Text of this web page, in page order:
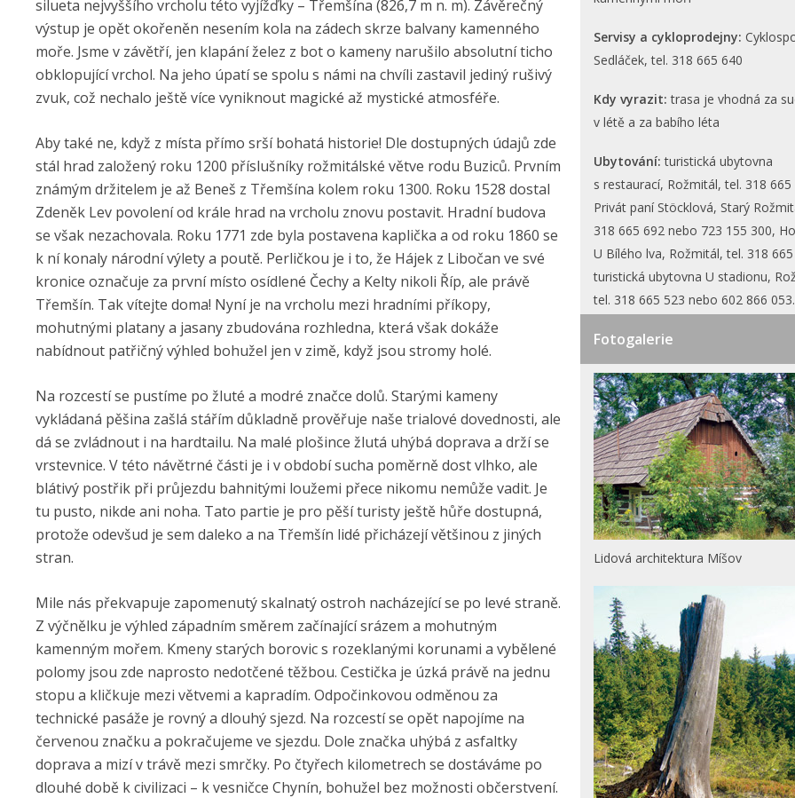
Servisy a cykloprodejny:
Sedláček, tel. 318 665 640
Kdy vyrazit: trasa je vhodná za
v létě a za babího léta
Ubytování: turistická ubytovna
s restaurací, Rožmitál, tel. 318 665
Privát paní Stöcklová, Starý
318 665 692 nebo 723 155 300,
U Bílého lva, Rožmitál, tel. 318
turistická ubytovna U stadionu,
tel. 318 665 523 nebo 602 866 053.
Fotogalerie
Lidová architektura Míšov
silueta nejvyššího vrcholu této vyjížďky – Třemšína (826,7 m n. m). Závěrečný
výstup je opět okořeněn nesením kola na zádech skrze balvany kamenného
moře. Jsme v závětří, jen klapání želez z bot o kameny narušilo absolutní ticho
obklopující vrchol. Na jeho úpatí se spolu s námi na chvíli zastavil jediný rušivý
zvuk, což nechalo ještě více vyniknout magické až mystické atmosféře.
Aby také ne, když z místa přímo srší bohatá historie! Dle dostupných údajů zde
stál hrad založený roku 1200 příslušníky rožmitálské větve rodu Buziců. Prvním
známým držitelem je až Beneš z Třemšína kolem roku 1300. Roku 1528 dostal
Zdeněk Lev povolení od krále hrad na vrcholu znovu postavit. Hradní budova
se však nezachovala. Roku 1771 zde byla postavena kaplička a od roku 1860 se
k ní konaly národní výlety a poutě. Perličkou je i to, že Hájek z Libočan ve své
kronice označuje za první místo osídlené Čechy a Kelty nikoli Říp, ale právě
Třemšín. Tak vítejte doma! Nyní je na vrcholu mezi hradními příkopy,
mohutnými platany a jasany zbudována rozhledna, která však dokáže
nabídnout patřičný výhled bohužel jen v zimě, když jsou stromy holé.
Na rozcestí se pustíme po žluté a modré značce dolů. Starými kameny
vykládaná pěšina zašlá stářím důkladně prověřuje naše trialové dovednosti, ale
dá se zvládnout i na hardtailu. Na malé plošince žlutá uhýbá doprava a drží se
vrstevnice. V této návětrné části je i v období sucha poměrně dost vlhko, ale
blátivý postřik při průjezdu bahnitými loužemi přece nikomu nemůže vadit. Je
tu pusto, nikde ani noha. Tato partie je pro pěší turisty ještě hůře dostupná,
protože odevšud je sem daleko a na Třemšín lidé přicházejí většinou z jiných
stran.
Mile nás překvapuje zapomenutý skalnatý ostroh nacházející se po levé straně.
Z výčnělku je výhled západním směrem začínající srázem a mohutným
kamenným mořem. Kmeny starých borovic s rozeklanými korunami a vybělené
polomy jsou zde naprosto nedotčené těžbou. Cestička je úzká právě na jednu
stopu a kličkuje mezi větvemi a kapradím. Odpočinkovou odměnou za
technické pasáže je rovný a dlouhý sjezd. Na rozcestí se opět napojíme na
červenou značku a pokračujeme ve sjezdu. Dole značka uhýbá z asfaltky
doprava a mizí v trávě mezi smrčky. Po čtyřech kilometrech se dostáváme po
dlouhé době k civilizaci – k vesničce Chynín, bohužel bez možnosti občerstvení.